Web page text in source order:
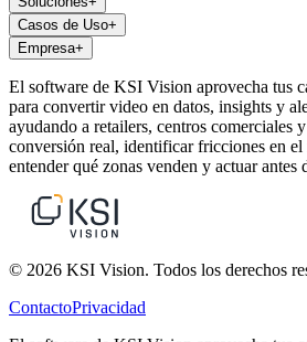
Casos de Uso+
Empresa+
El software de KSI Vision aprovecha tus
para convertir video en datos, insights y
ayudando a retailers, centros comerciales
conversión real, identificar fricciones en
entender qué zonas venden y actuar antes
© 2026 KSI Vision. Todos los derechos
ContactoPrivacidad